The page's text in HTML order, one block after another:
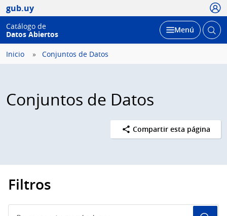
gub.uy
Catálogo de
Datos Abiertos
Desplegar
Menú Abrir
Inicio Conjuntos de Datos
Conjuntos de Datos
Compartir esta página
Filtros